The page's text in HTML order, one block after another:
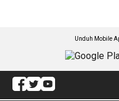
Unduh Mobile